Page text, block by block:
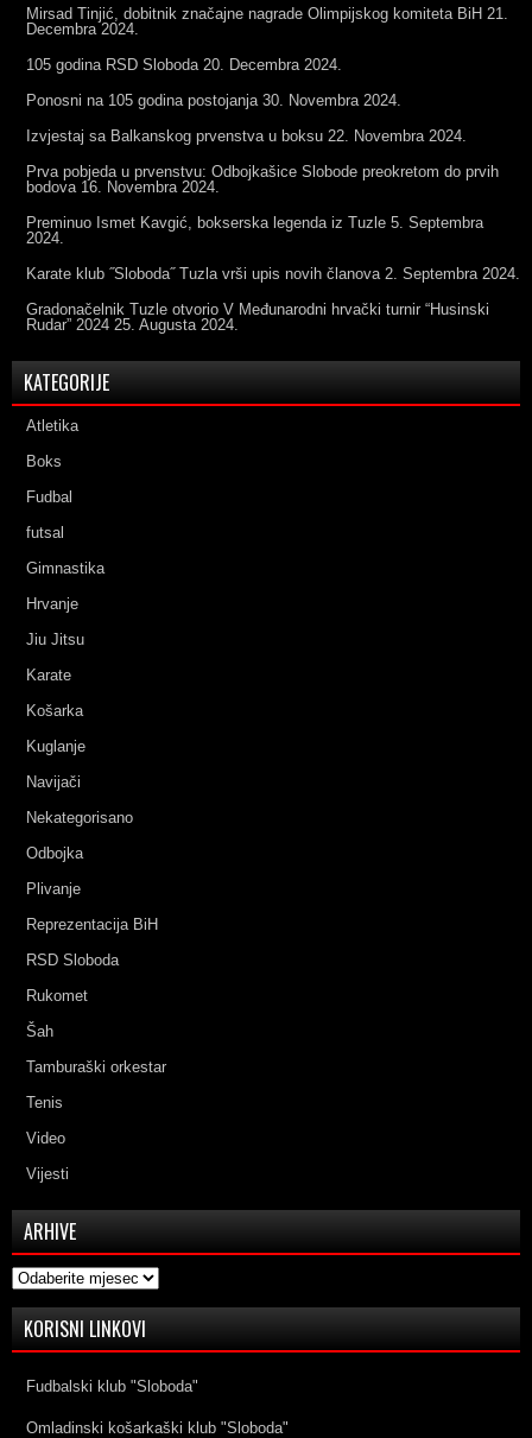
Mirsad Tinjić, dobitnik značajne nagrade Olimpijskog komiteta BiH 21.
Decembra 2024.
105 godina RSD Sloboda 20. Decembra 2024.
Ponosni na 105 godina postojanja 30. Novembra 2024.
Izvjestaj sa Balkanskog prvenstva u boksu 22. Novembra 2024.
Prva pobjeda u prvenstvu: Odbojkašice Slobode preokretom do prvih
bodova 16. Novembra 2024.
Preminuo Ismet Kavgić, bokserska legenda iz Tuzle 5. Septembra
2024.
Karate klub ˝Sloboda˝ Tuzla vrši upis novih članova 2. Septembra 2024.
Gradonačelnik Tuzle otvorio V Međunarodni hrvački turnir “Husinski
Rudar” 2024 25. Augusta 2024.
KATEGORIJE
Atletika
Boks
Fudbal
futsal
Gimnastika
Hrvanje
Jiu Jitsu
Karate
Košarka
Kuglanje
Navijači
Nekategorisano
Odbojka
Plivanje
Reprezentacija BiH
RSD Sloboda
Rukomet
Šah
Tamburaški orkestar
Tenis
Video
Vijesti
ARHIVE
Arhive
KORISNI LINKOVI
Fudbalski klub "Sloboda"
Omladinski košarkaški klub "Sloboda"